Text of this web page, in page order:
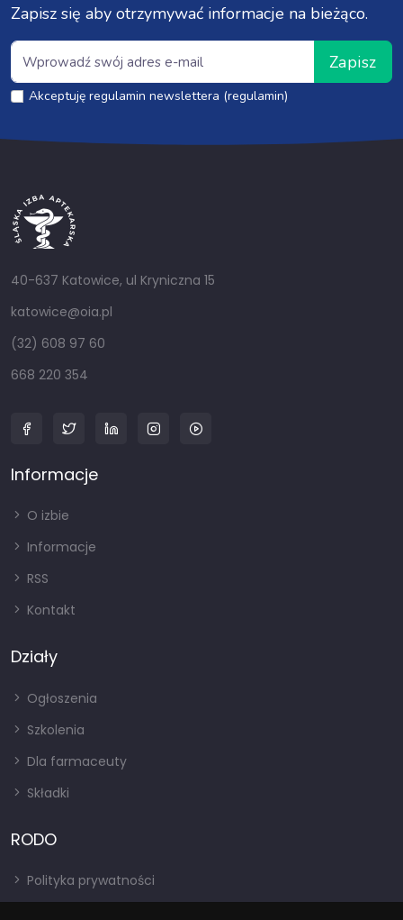
Zapisz się aby otrzymywać informacje na bieżąco.
Zapisz
Akceptuję regulamin newslettera (regulamin)
40-637 Katowice, ul Kryniczna 15
katowice@oia.pl
(32) 608 97 60
668 220 354
Informacje
O izbie
Informacje
RSS
Kontakt
Działy
Ogłoszenia
Szkolenia
Dla farmaceuty
Składki
RODO
Polityka prywatności